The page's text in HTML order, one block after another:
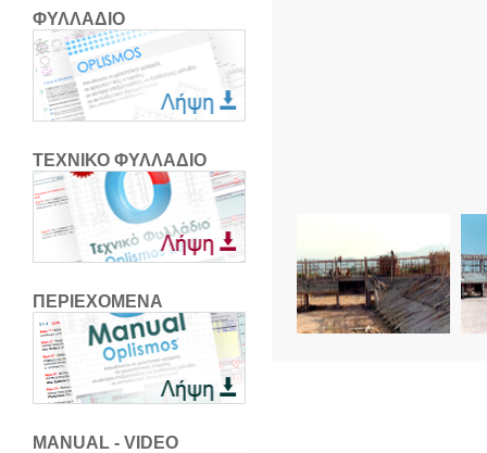
ΦΥΛΛΑΔΙΟ
ΤΕΧΝΙΚΟ ΦΥΛΛΑΔΙΟ
ΠΕΡΙΕΧΟΜΕΝΑ
MANUAL - VIDEO